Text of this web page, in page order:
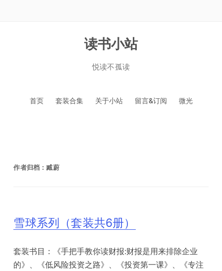
读书小站
悦读不孤读
首页 套装合集 关于小站 留言&订阅 微光
作者归档：臧蔚
雪球系列（套装共6册）
套装书目：《手把手教你读财报:财报是用来排除企业
的》、《低风险投资之路》、《投资第一课》、《专注